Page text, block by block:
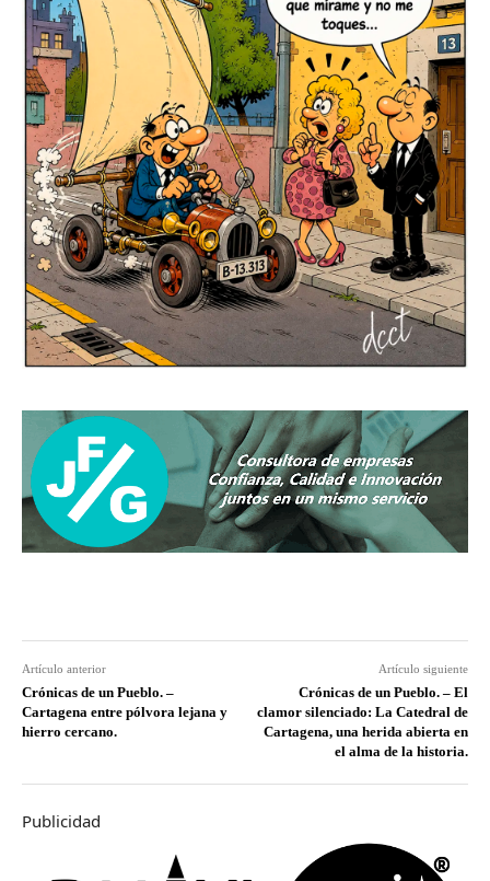
Artículo anterior
Crónicas de un Pueblo. –
Cartagena entre pólvora lejana y
hierro cercano.
Artículo siguiente
Crónicas de un Pueblo. – El
clamor silenciado: La Catedral de
Cartagena, una herida abierta en
el alma de la historia.
Publicidad